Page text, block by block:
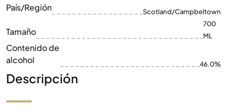
País/Región Scotland/Campbeltown
Tamaño
700
ML
Contenido de
alcohol
46.0%
Descripción